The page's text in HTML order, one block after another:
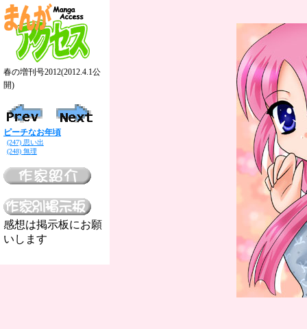
春の増刊号2012(2012.4.1公
開)
ピーチなお年頃
(247) 思い出
(248) 無理
感想は掲示板にお願
いします